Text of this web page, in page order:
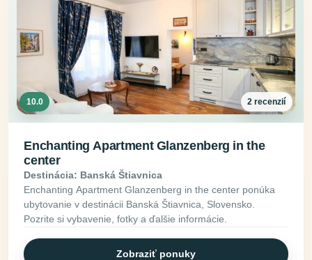
10.0 2 recenzií
Enchanting Apartment Glanzenberg in the
center
Destinácia: Banská Štiavnica
Enchanting Apartment Glanzenberg in the center ponúka
ubytovanie v destinácii Banská Štiavnica, Slovensko.
Pozrite si vybavenie, fotky a ďalšie informácie.
Zobraziť ponuky